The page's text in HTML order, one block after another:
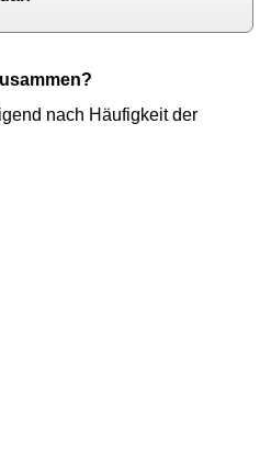
nach Häufigkeit der